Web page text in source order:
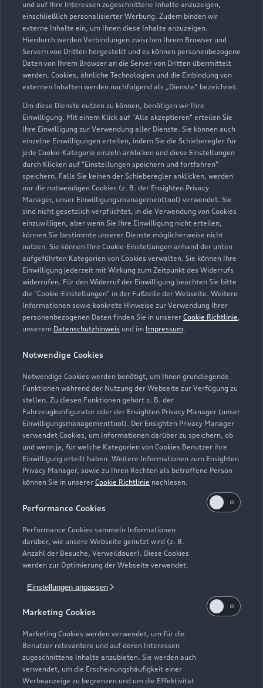
und auf Ihre Interessen zugeschnittene Inhalte anzuzeigen,
einschließlich personalisierter Werbung. Zudem binden wir
externe Inhalte ein, um Ihnen diese Inhalte anzuzeigen.
Hierdurch werden Verbindungen zwischen Ihrem Browser und
Servern von Dritten hergestellt und es können personenbezogene
Daten von Ihrem Browser an die Server von Dritten übermittelt
werden. Cookies, ähnliche Technologien und die Einbindung von
externen Inhalten werden nachfolgend als „Dienste“ bezeichnet.
Um diese Dienste nutzen zu können, benötigen wir Ihre
Einwilligung. Mit einem Klick auf "Alle akzeptieren" erteilen Sie
Ihre Einwilligung zur Verwendung aller Dienste. Sie können auch
einzelne Einwilligungen erteilen, indem Sie die Schieberegler für
jede Cookie-Kategorie einzeln anklicken und diese Einstellungen
durch Klicken auf "Einstellungen speichern und fortfahren"
speichern. Falls Sie keinen der Schieberegler anklicken, werden
nur die notwendigen Cookies (z. B. der Ensighten Privacy
Manager, unser Einwilligungsmanagementtool) verwendet. Sie
sind nicht gesetzlich verpflichtet, in die Verwendung von Cookies
einzuwilligen, aber wenn Sie Ihre Einwilligung nicht erteilen,
können Sie bestimmte unserer Dienste möglicherweise nicht
nutzen. Sie können Ihre Cookie-Einstellungen anhand der unten
aufgeführten Kategorien von Cookies verwalten. Sie können Ihre
Einwilligung jederzeit mit Wirkung zum Zeitpunkt des Widerrufs
widerrufen. Für den Widerruf der Einwilligung beachten Sie bitte
die "Cookie-Einstellungen" in der Fußzeile der Webseite. Weitere
Informationen sowie konkrete Hinweise zur Verwendung Ihrer
personenbezogenen Daten finden Sie in unserer Cookie Richtlinie,
unserem Datenschutzhinweis und im Impressum.
Notwendige Cookies
Notwendige Cookies werden benötigt, um Ihnen grundlegende
Funktionen während der Nutzung der Webseite zur Verfügung zu
stellen. Zu diesen Funktionen gehört z. B. der
Fahrzeugkonfigurator oder der Ensighten Privacy Manager (unser
Einwilligungsmanagementtool). Der Ensighten Privacy Manager
verwendet Cookies, um Informationen darüber zu speichern, ob
und wenn ja, für welche Kategorien von Cookies Benutzer ihre
Einwilligung erteilt haben. Weitere Informationen zum Ensighten
Privacy Manager, sowie zu Ihren Rechten als betroffene Person
können Sie in unserer Cookie Richtlinie nachlesen.
Performance Cookies
Performance Cookies sammeln Informationen
darüber, wie unsere Webseite genutzt wird (z. B.
Anzahl der Besuche, Verweildauer). Diese Cookies
werden zur Optimierung der Webseite verwendet.
Einstellungen anpassen
Marketing Cookies
Marketing Cookies werden verwendet, um für die
Benutzer relevantere und auf deren Interessen
zugeschnittene Inhalte anzubieten. Sie werden auch
verwendet, um die Erscheinungshäufigkeit einer
Werbeanzeige zu begrenzen und um die Effektivität
Oberwengerner Straße 170
58300 Wetter
02335 976666
wetter@ah-tepass.de
Kontaktdaten herunterladen
Öffnungszeiten
Werkstatt & Service
Geöffnet bis18:00
Teile & Zubehör
Geöffnet bis17:00
Zurück nach oben
Modelle
Elektromodelle
Plug-in-Hybride
Neuwagensuche
Gebrauchtwagensuche
Geschäftskunden
Service & Zubehör
Saisonale Angebote
Audi Services
Garantie
Audi digital services
myAudi
Support
Audi Code
Häufige Fragen (FAQ)
Über Audi
Unternehmen
Karriere
Investor Relations